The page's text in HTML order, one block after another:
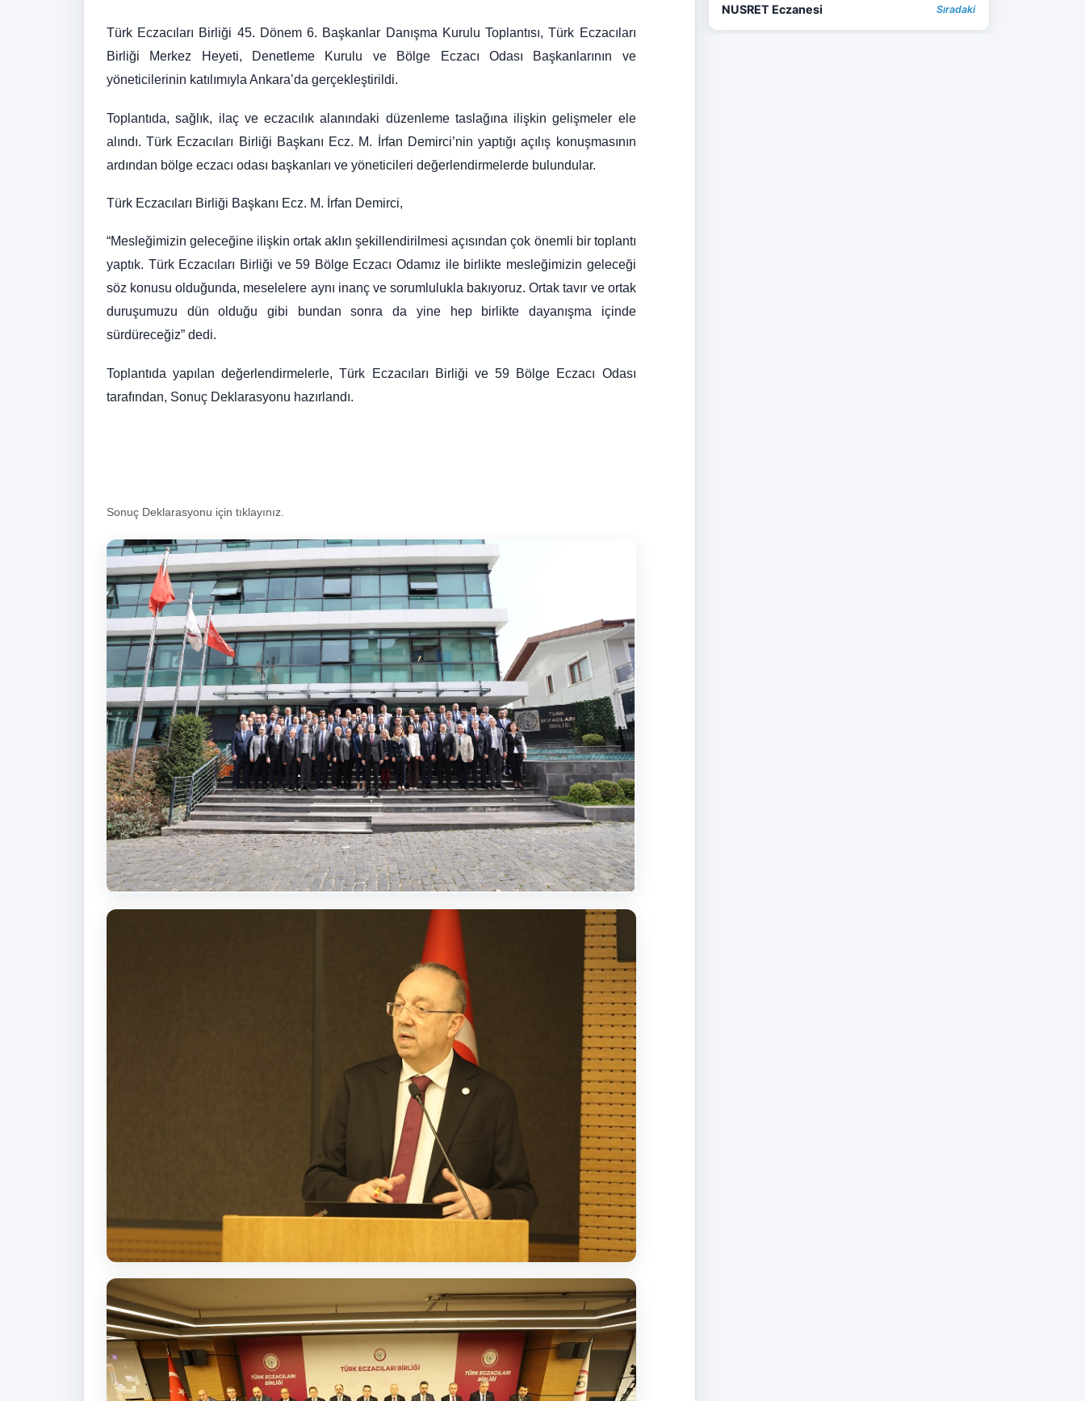
Türk Eczacıları Birliği 45. Dönem 6. Başkanlar Danışma Kurulu Toplantısı, Türk Eczacıları
Birliği Merkez Heyeti, Denetleme Kurulu ve Bölge Eczacı Odası Başkanlarının ve
yöneticilerinin katılımıyla Ankara’da gerçekleştirildi.
Toplantıda, sağlık, ilaç ve eczacılık alanındaki düzenleme taslağına ilişkin gelişmeler ele
alındı. Türk Eczacıları Birliği Başkanı Ecz. M. İrfan Demirci’nin yaptığı açılış konuşmasının
ardından bölge eczacı odası başkanları ve yöneticileri değerlendirmelerde bulundular.
Türk Eczacıları Birliği Başkanı Ecz. M. İrfan Demirci,
“Mesleğimizin geleceğine ilişkin ortak aklın şekillendirilmesi açısından çok önemli bir toplantı
yaptık. Türk Eczacıları Birliği ve 59 Bölge Eczacı Odamız ile birlikte mesleğimizin geleceği
söz konusu olduğunda, meselelere aynı inanç ve sorumlulukla bakıyoruz. Ortak tavır ve ortak
duruşumuzu dün olduğu gibi bundan sonra da yine hep birlikte dayanışma içinde
sürdüreceğiz” dedi.
Toplantıda yapılan değerlendirmelerle, Türk Eczacıları Birliği ve 59 Bölge Eczacı Odası
tarafından, Sonuç Deklarasyonu hazırlandı.
Sonuç Deklarasyonu için tıklayınız.
NUSRET Eczanesi Sıradaki